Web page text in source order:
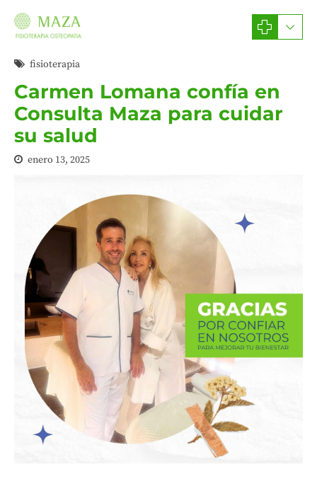
fisioterapia
Carmen Lomana confía en
Consulta Maza para cuidar
su salud
enero 13, 2025